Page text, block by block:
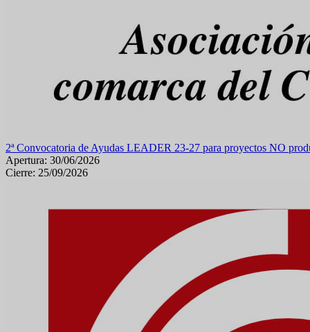
2ª Convocatoria de Ayudas LEADER 23-27 para proyectos NO
Apertura: 30/06/2026
Cierre: 25/09/2026